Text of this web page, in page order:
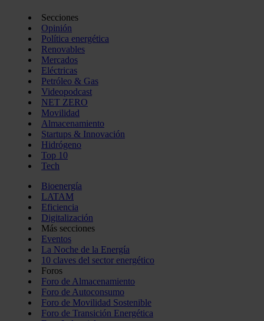
Secciones
Opinión
Política energética
Renovables
Mercados
Eléctricas
Petróleo & Gas
Videopodcast
NET ZERO
Movilidad
Almacenamiento
Startups & Innovación
Hidrógeno
Top 10
Tech
Bioenergía
LATAM
Eficiencia
Digitalización
Más secciones
Eventos
La Noche de la Energía
10 claves del sector energético
Foros
Foro de Almacenamiento
Foro de Autoconsumo
Foro de Movilidad Sostenible
Foro de Transición Energética